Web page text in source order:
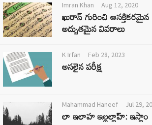
Imran Khan Aug 12, 2020
ఖురాన్ గురించి ఆసక్తికరమైన
అద్భుతమైన వివరాలు
K Irfan Feb 28, 2023
అసలైన పరీక్ష
Mahammad Haneef Jul 29,
లా ఇలాహ ఇల్లల్లాహ్: ఇస్లాం